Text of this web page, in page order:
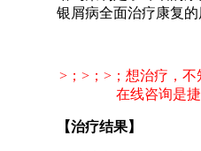
银屑病全面治疗康复的
>；>；>；想治疗，不
在线咨询是
【治疗结果】